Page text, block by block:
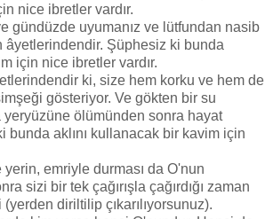
nice ibretler vardır.
gündüzde uyumanız ve lütfundan nasib
âyetlerindendir. Şüphesiz ki bunda
için nice ibretler vardır.
ki, size hem korku ve hem de
gösteriyor. Ve gökten bir su
ölümünden sonra hayat
bunda aklını kullanacak bir kavim için
emriyle durması da O'nun
sizi bir tek çağırışla çağırdığı zaman
(yerden diriltilip çıkarılıyorsunuz).